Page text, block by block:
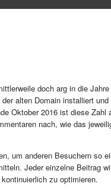
doch arg in die
der alten Domain installiert
Oktober 2016 ist diese Zahl
nach, wie das
um anderen Besuchern so
Jeder einzelne Beitrag
zu optimieren.